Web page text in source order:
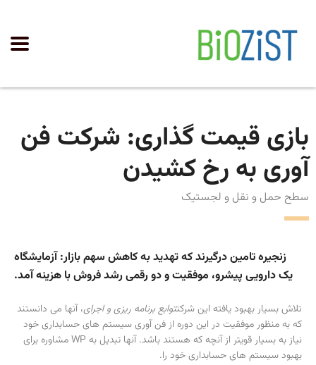
بازی قیمت گذاری: شرکت فن
آوری به رخ کشیدن
سطح حمل و نقل و لجستیک
زنجیره تامین درگیرند که تهدید به کاهش سهم بازار: آزمایشگاه
یک دارویی پیشرو، موفقیت و دو رقمی رشد فروش با هزینه آمد.
تلاش بسیار بهبود یافته این شرکتتوابع برنامه ریزی و اجرای، آنها می دانستند
که به منظور موفقیت در این دوره از فن آوری سیستم های حسابداری خود
نیاز به بسیار قویتر از آنچه که هستند باشد. آنها تبدیل به WP مشاوره برای
بهبود سیستم های حسابداری خود را.